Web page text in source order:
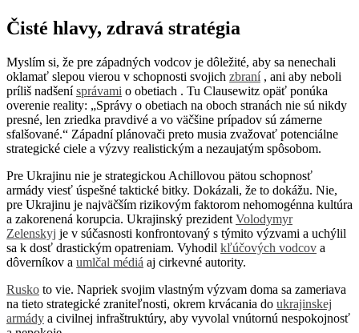
Čisté hlavy, zdravá stratégia
Myslím si, že pre západných vodcov je dôležité, aby sa nenechali
oklamať slepou vierou v schopnosti svojich zbraní, ani aby neboli
príliš nadšenísprávami o obetiach . Tu Clausewitz opäť ponúka
overenie reality: „Správy o obetiach na oboch stranách nie sú nikdy
presné, len zriedka pravdivé a vo väčšine prípadov sú zámerne
sfalšované.“ Západní plánovači preto musia zvažovať potenciálne
strategické ciele a výzvy realistickým a nezaujatým spôsobom.
Pre Ukrajinu nie je strategickou Achillovou pätou schopnosť
armády viesť úspešné taktické bitky. Dokázali, že to dokážu. Nie,
pre Ukrajinu je najväčším rizikovým faktorom nehomogénna kultúra
a zakorenená korupcia. Ukrajinský prezident Volodymyr
Zelenskyj je v súčasnosti konfrontovaný s týmito výzvami a uchýlil
sa k dosť drastickým opatreniam. Vyhodil kľúčových vodcov a
dôverníkov a umlčal médiá aj cirkevné autority.
Rusko to vie. Napriek svojim vlastným výzvam doma sa zameriava
na tieto strategické zraniteľnosti, okrem krvácania do ukrajinskej
armády a civilnej infraštruktúry, aby vyvolal vnútornú nespokojnosť